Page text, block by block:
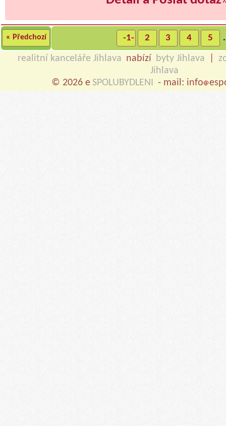
« Předchozí -1- 2 3 4 5
realitní kanceláře Jihlava nabízí byty Jihlava
Jihlava
© 2026 e SPOLUBYDLENI - mail: info